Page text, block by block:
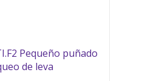
Pequeño puñado
de leva